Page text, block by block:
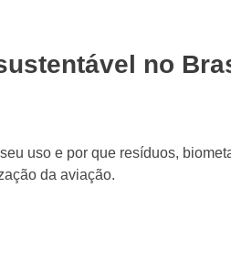
no
uso e por que resíduos,
da aviação.